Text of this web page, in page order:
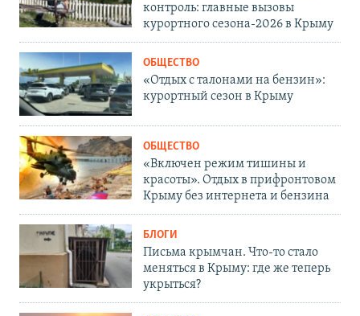
контроль: главные вызовы
курортного сезона-2026 в Крыму
ОБЩЕСТВО
«Отдых с талонами на бензин»:
курортный сезон в Крыму
ОБЩЕСТВО
«Включен режим тишины и
красоты». Отдых в прифронтовом
Крыму без интернета и бензина
БЛОГИ
Письма крымчан. Что-то стало
меняться в Крыму: где же теперь
укрыться?